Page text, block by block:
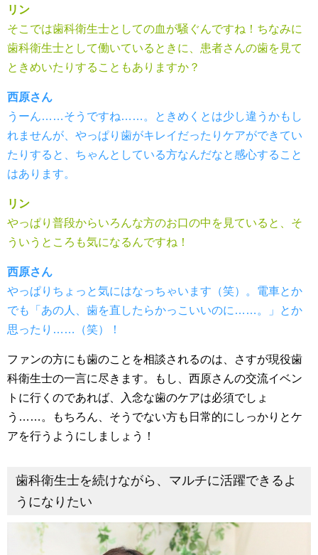
リン
そこでは歯科衛生士としての血が騒ぐんですね！ちなみに
歯科衛生士として働いているときに、患者さんの歯を見て
ときめいたりすることもありますか？
西原さん
うーん……そうですね……。ときめくとは少し違うかもし
れませんが、やっぱり歯がキレイだったりケアができてい
たりすると、ちゃんとしている方なんだなと感心すること
はあります。
リン
やっぱり普段からいろんな方のお口の中を見ていると、そ
ういうところも気になるんですね！
西原さん
やっぱりちょっと気にはなっちゃいます（笑）。電車とか
でも「あの人、歯を直したらかっこいいのに……。」とか
思ったり……（笑）！
ファンの方にも歯のことを相談されるのは、さすが現役歯
科衛生士の一言に尽きます。もし、西原さんの交流イベン
トに行くのであれば、入念な歯のケアは必須でしょ
う……。もちろん、そうでない方も日常的にしっかりとケ
アを行うようにしましょう！
歯科衛生士を続けながら、マルチに活躍できるよ
うになりたい